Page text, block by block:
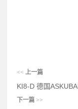
<< 上一篇
KI8-D 德国
下一篇 >>